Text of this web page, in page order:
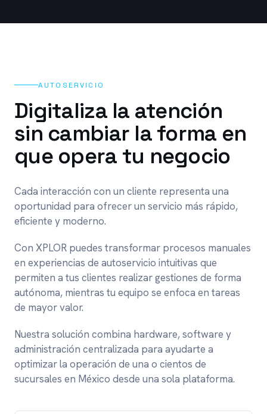
AUTOSERVICIO
Digitaliza la atención
sin cambiar la forma en
que opera tu negocio
Cada interacción con un cliente representa una
oportunidad para ofrecer un servicio más rápido,
eficiente y moderno.
Con XPLOR puedes transformar procesos manuales
en experiencias de autoservicio intuitivas que
permiten a tus clientes realizar gestiones de forma
autónoma, mientras tu equipo se enfoca en tareas
de mayor valor.
Nuestra solución combina hardware, software y
administración centralizada para ayudarte a
optimizar la operación de una o cientos de
sucursales en México desde una sola plataforma.